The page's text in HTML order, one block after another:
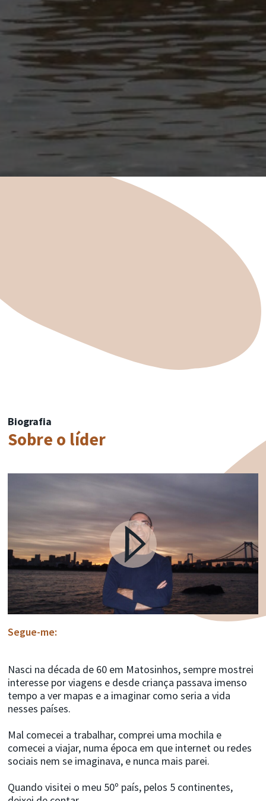
Biografia
Sobre o líder
Segue-me:
Nasci na década de 60 em Matosinhos, sempre mostrei
interesse por viagens e desde criança passava imenso
tempo a ver mapas e a imaginar como seria a vida
nesses países.
Mal comecei a trabalhar, comprei uma mochila e
comecei a viajar, numa época em que internet ou redes
sociais nem se imaginava, e nunca mais parei.
Quando visitei o meu 50º país, pelos 5 continentes,